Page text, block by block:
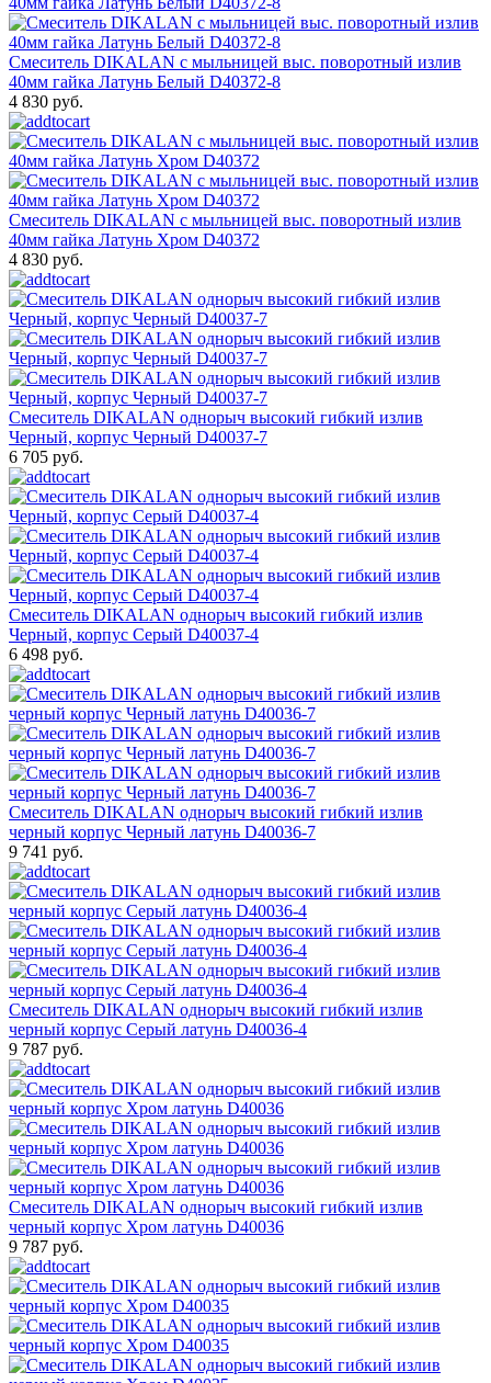
Смеситель DIKALAN с мыльницей выс. поворотный излив
40мм гайка Латунь Белый D40372-8
4 830 руб.
Смеситель DIKALAN с мыльницей выс. поворотный излив
40мм гайка Латунь Хром D40372
4 830 руб.
Смеситель DIKALAN однорыч высокий гибкий излив
Черный, корпус Черный D40037-7
6 705 руб.
Смеситель DIKALAN однорыч высокий гибкий излив
Черный, корпус Серый D40037-4
6 498 руб.
Смеситель DIKALAN однорыч высокий гибкий излив
черный корпус Черный латунь D40036-7
9 741 руб.
Смеситель DIKALAN однорыч высокий гибкий излив
черный корпус Серый латунь D40036-4
9 787 руб.
Смеситель DIKALAN однорыч высокий гибкий излив
черный корпус Хром латунь D40036
9 787 руб.